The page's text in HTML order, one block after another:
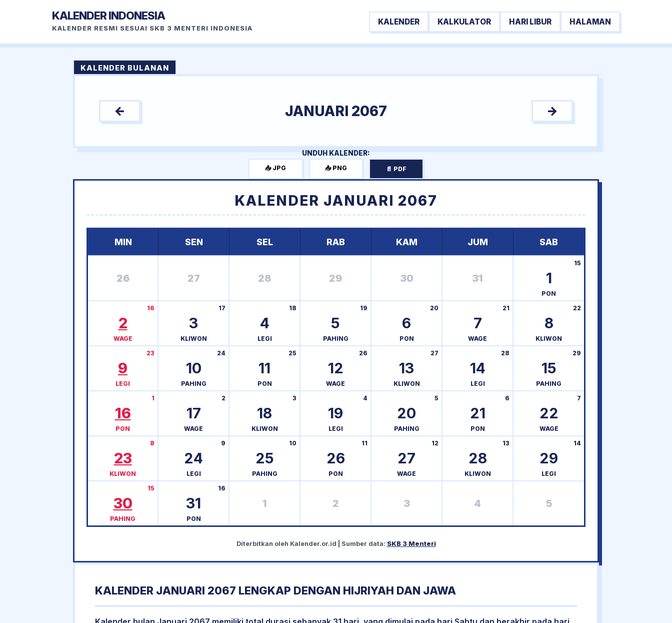
KALENDER INDONESIA
KALENDER RESMI SESUAI SKB 3 MENTERI INDONESIA
KALENDER KALKULATOR HARI LIBUR HALAMAN
KALENDER BULANAN
← JANUARI 2067 →
UNDUH KALENDER:
📥 JPG 📥 PNG 📄 PDF
KALENDER JANUARI 2067
MIN SEN SEL RAB KAM JUM SAB
26 27 28 29 30 31 1
15
PON
2
16
WAGE
3
17
KLIWON
4
18
LEGI
5
19
PAHING
6
20
PON
7
21
WAGE
8
22
KLIWON
9
23
LEGI
10
24
PAHING
11
25
PON
12
26
WAGE
13
27
KLIWON
14
28
LEGI
15
29
PAHING
16
1
PON
17
2
WAGE
18
3
KLIWON
19
4
LEGI
20
5
PAHING
21
6
PON
22
7
WAGE
23
8
KLIWON
24
9
LEGI
25
10
PAHING
26
11
PON
27
12
WAGE
28
13
KLIWON
29
14
LEGI
30
15
PAHING
31
16
PON
1 2 3 4 5
Diterbitkan oleh Kalender.or.id | Sumber data: SKB 3 Menteri
KALENDER JANUARI 2067 LENGKAP DENGAN HIJRIYAH DAN JAWA